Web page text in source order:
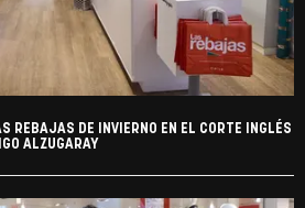
REBAJAS DE INVIERNO EN EL CORTE INGLÉS
ALZUGARAY